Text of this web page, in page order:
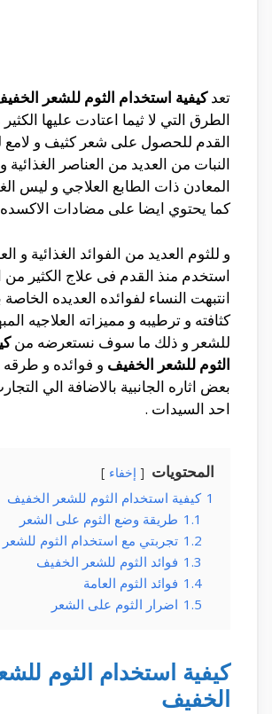
تعدكيفية استخدام الثوم للشعر
الطرق التي لا ثيما اعتادت عليها
القدم للحصول على شعر كثيف و لامع
النبات من العديد من العناصر الغذائية
المعادن ذات الطابع العلاجي و ليس
كما يحتوي ايضا على مضادات
و للثوم العديد من الفوائد الغذائية و
استخدم منذ القدم فى علاج الكثير
انتبهت النساء لفوائده العديده
كثافته و ترطيبه و مميزاته العلاجيه
للشعر و ذلك ما سوف نستعرضه من
الثوم للشعر الخفيف و فوائده و طرقه
بعض اثاره الجانبية بالاضافة الي
احد السيدات .
المحتويات إخفاء
1 كيفية استخدام الثوم للشعر الخفيف
1.1 طريقة وضع الثوم على الشعر
1.2 تجربتي مع استخدام الثوم
1.3 فوائد الثوم للشعر الخفيف
1.4 فوائد الثوم العامة
1.5 اضرار الثوم على الشعر
كيفية استخدام الثوم
الخفيف